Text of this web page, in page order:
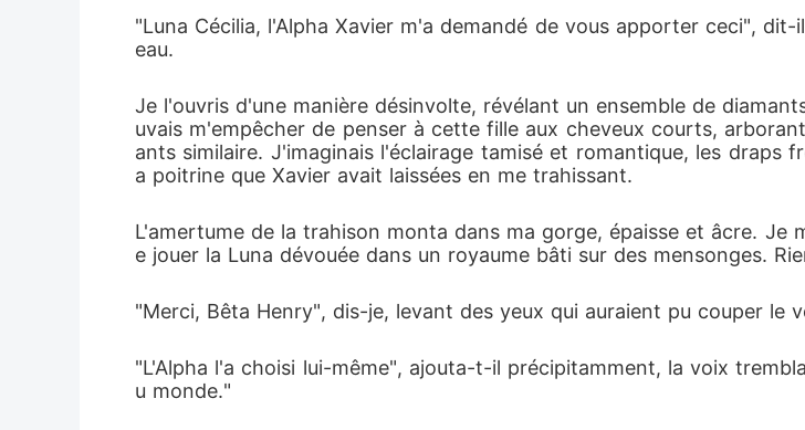
"Luna Cécilia, l'Alpha Xavier m'a demandé de vous apporter ceci",
eau.
Je l'ouvris d'une manière désinvolte, révélant un ensemble de
uvais m'empêcher de penser à cette fille aux cheveux courts,
ants similaire. J'imaginais l'éclairage tamisé et romantique, les draps
a poitrine que Xavier avait laissées en me trahissant.
L'amertume de la trahison monta dans ma gorge, épaisse et âcre. Je
e jouer la Luna dévouée dans un royaume bâti sur des mensonges.
"Merci, Bêta Henry", dis-je, levant des yeux qui auraient pu couper le
"L'Alpha l'a choisi lui-même", ajouta-t-il précipitamment, la voix
u monde."